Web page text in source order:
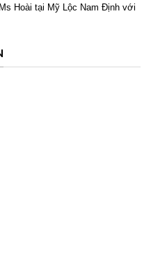
Hoài tại Mỹ Lộc Nam Định với